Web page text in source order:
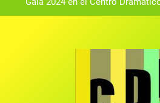
Gala 2024 en el Centro
convocado por el Centro
Gala anual virtual del Centro
Gala del Centro